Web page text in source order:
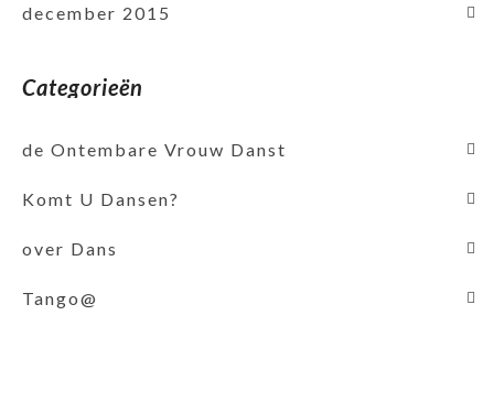
december 2015
Categorieën
de Ontembare Vrouw Danst
Komt U Dansen?
over Dans
Tango@